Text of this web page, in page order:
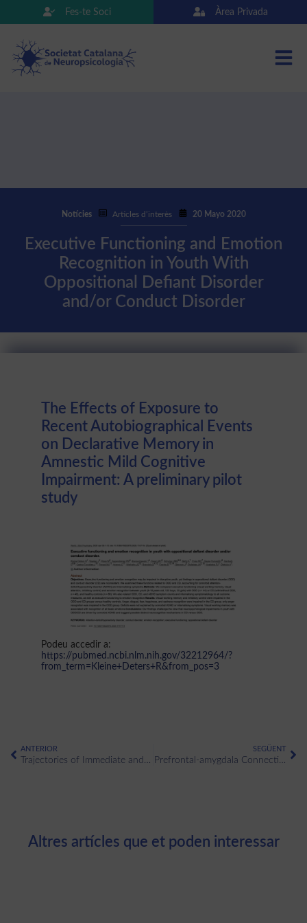
Fes-te Soci Àrea Privada
Notícies Articles d’interès 20 Mayo 2020
Executive Functioning and Emotion
Recognition in Youth With
Oppositional Defiant Disorder
and/or Conduct Disorder
The Effects of Exposure to
Recent Autobiographical Events
on Declarative Memory in
Amnestic Mild Cognitive
Impairment: A preliminary pilot
study
Podeu accedir a:
https://pubmed.ncbi.nlm.nih.gov/32212964/?
from_term=Kleine+Deters+R&from_pos=3
ANTERIOR
Trajectories of Immediate and Delayed Verbal Memory in the Spanish General Population of Middle-aged and Older Adults
SEGÜENT
Prefrontal-amygdala Connectivity in Trait Anxiety and Generalized Anxiety Disorder: Testing the Boundaries Between Healthy and Pathological Worries
Altres artícles que et poden interessar